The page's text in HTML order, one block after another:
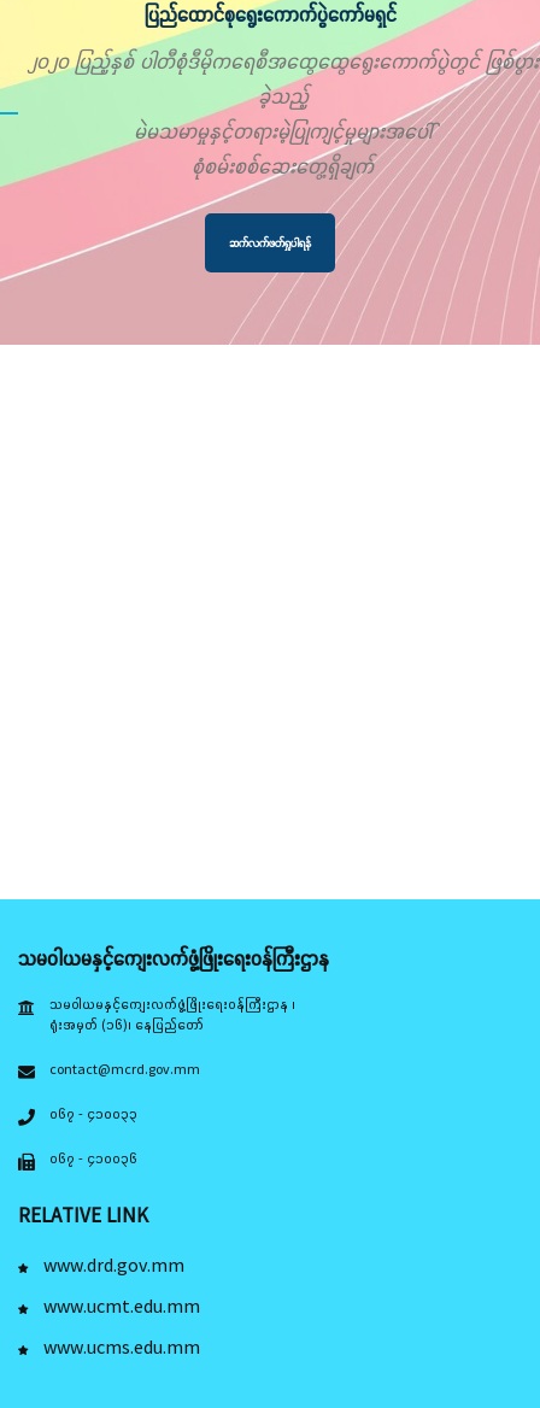
ပြည်ထောင်စုရွေးကောက်ပွဲကော်မရှင်
၂၀၂၀ ပြည့်နှစ် ပါတီစုံဒီမိုကရေစီအထွေထွေရွေးကောက်ပွဲတွင် ဖြစ်ပွား
ခဲ့သည့်
မဲမသမာမှုနှင့်တရားမဲ့ပြုကျင့်မှုများအပေါ်
စုံစမ်းစစ်ဆေးတွေ့ရှိချက်
ဆက်လက်ဖတ်ရှုပါရန်
သမဝါယမနှင့်ကျေးလက်ဖွံ့ဖြိုးရေးဝန်ကြီးဌာန
သမဝါယမနှင့်ကျေးလက်ဖွံ့ဖြိုးရေးဝန်ကြီးဌာန ၊
ရုံးအမှတ် (၁၆)၊ နေပြည်တော်
contact@mcrd.gov.mm
၀၆၇ - ၄၁၀၀၃၃
၀၆၇ - ၄၁၀၀၃၆
RELATIVE LINK
www.drd.gov.mm
www.ucmt.edu.mm
www.ucms.edu.mm